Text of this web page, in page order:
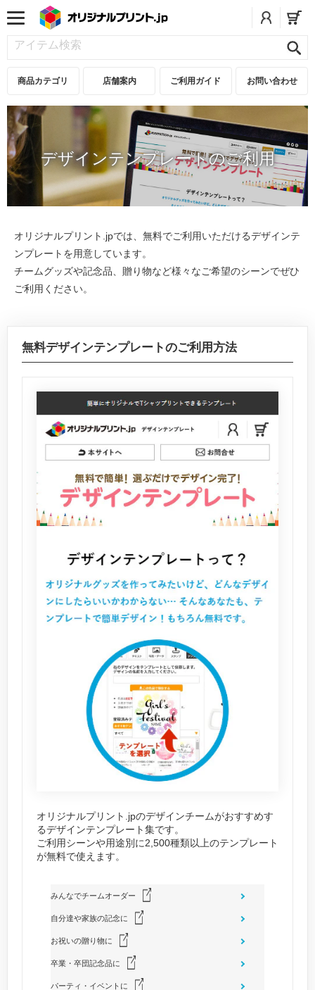
商品カテゴリ 店舗案内 ご利用ガイド お問い合わせ
デザインテンプレートのご利用
オリジナルプリント.jpでは、無料でご利用いただけるデザインテ
ンプレートを用意しています。
チームグッズや記念品、贈り物など様々なご希望のシーンでぜひ
ご利用ください。
無料デザインテンプレートのご利用方法
オリジナルプリント.jpのデザインチームがおすすめす
るデザインテンプレート集です。
ご利用シーンや用途別に2,500種類以上のテンプレート
が無料で使えます。
みんなでチームオーダー
自分達や家族の記念に
お祝いの贈り物に
卒業・卒団記念品に
パーティ・イベントに